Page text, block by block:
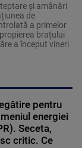
și amânări
de
a primelor
brațului
a început vineri
pentru
energiei
Seceta,
critic. Ce